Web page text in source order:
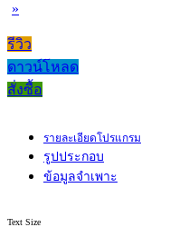
»
รีวิว
ดาวน์โหลด
สั่งซื้อ
รายละเอียดโปรแกรม
รูปประกอบ
ข้อมูลจำเพาะ
Text Size